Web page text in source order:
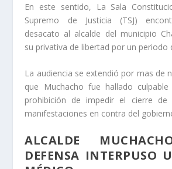
En este sentido, La Sala
Supremo de Justicia (TSJ)
desacato al alcalde del municipio
su privativa de libertad por un periodo
La audiencia se extendió por mas de
que Muchacho fue hallado
prohibición de impedir el cierre de
manifestaciones en contra del
ALCALDE
DEFENSA INTERPUSO